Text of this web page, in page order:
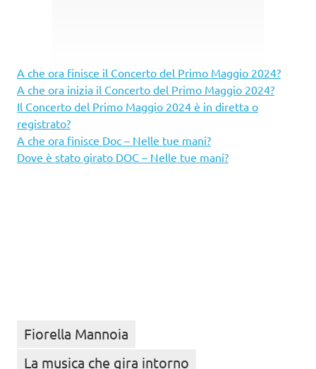
A che ora finisce il Concerto del Primo Maggio 2024?
A che ora inizia il Concerto del Primo Maggio 2024?
Il Concerto del Primo Maggio 2024 è in diretta o
registrato?
A che ora finisce Doc – Nelle tue mani?
Dove è stato girato DOC – Nelle tue mani?
Fiorella Mannoia
La musica che gira intorno